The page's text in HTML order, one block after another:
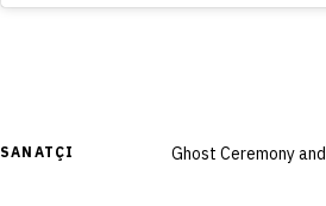
SANATÇI Ghost Ceremony